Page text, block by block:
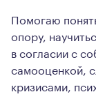
Помогаю
опору,
в согласии с
самооценкой,
кризисами,